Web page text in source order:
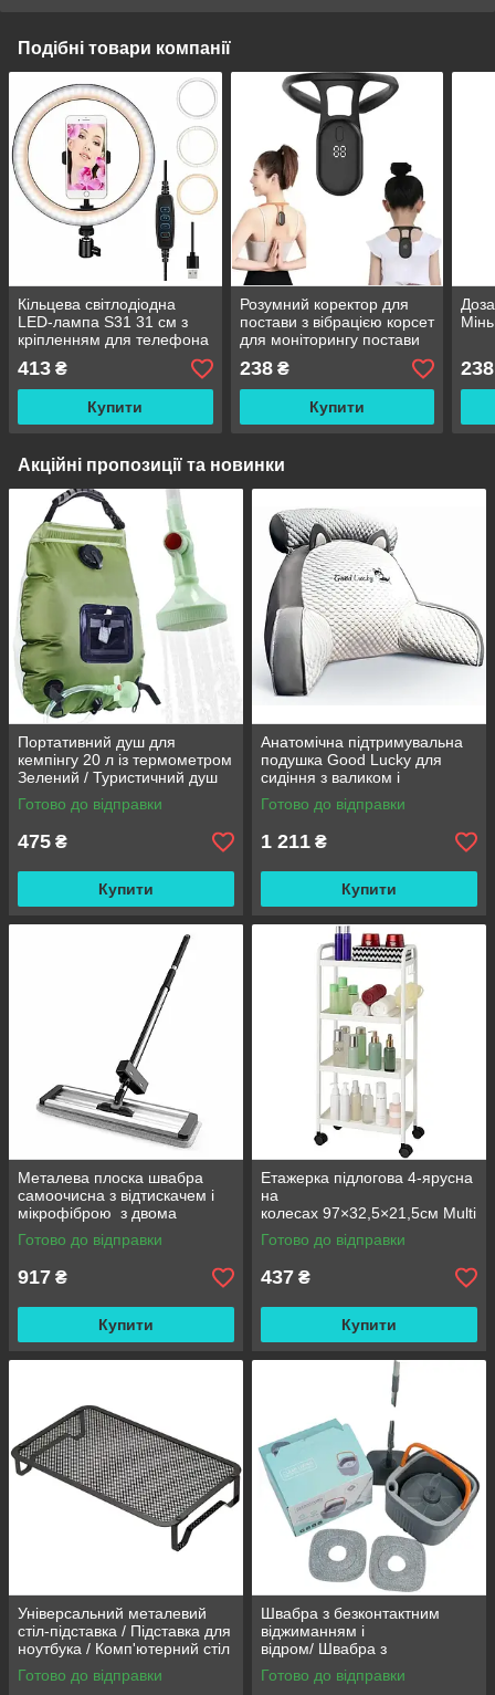
Подібні товари компанії
Кільцева світлодіодна
LED-лампа S31 31 см з
кріпленням для телефона
413 ₴
Купити
Розумний коректор для
постави з вібрацією корсет
для моніторингу постави
238₴
Купити
238
Акційні пропозиції та новинки
Портативний душ для
кемпінгу 20 л із термометром
Зелений / Туристичний душ
переносний з лійкою /
Польовий душ сумка
Готово до відправки
475 ₴
Купити
Анатомічна підтримувальна
подушка Good Lucky для
сидіння з валиком і
підлокітниками
Готово до відправки
1 211 ₴
Купити
Металева плоска швабра
самоочисна з відтискачем і
мікрофіброю з двома
змінними насадками M06
42см
Готово до відправки
917 ₴
Купити
Етажерка підлогова 4-ярусна
на
колесах 97×32,5×21,5см Multi
fucntion Rack JC606
/ Підлогова вузька стелаж-
Готово до відправки
437 ₴
Купити
Універсальний металевий
стіл-підставка / Підставка для
ноутбука / Комп'ютерний стіл
із вентиляцією
Готово до відправки
Швабра з безконтактним
віджиманням і
відром/ Швабра з
самовіджимом Clean Living
Unlimited Control / Швабра
Готово до відправки